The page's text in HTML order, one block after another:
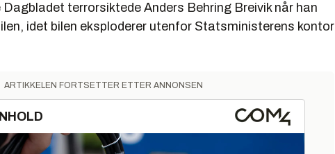
terrorsiktede Anders Behring Breivik når han
idet bilen eksploderer utenfor Statsministerens kontor
ARTIKKELEN FORTSETTER ETTER ANNONSEN